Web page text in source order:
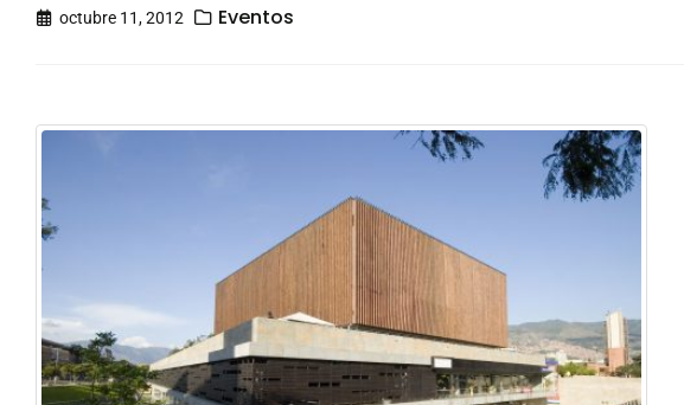
octubre 11, 2012 Eventos